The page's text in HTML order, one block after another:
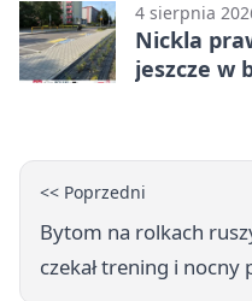
4 sierpnia
Nickla
jeszcze w
<< Poprzedni
Bytom na rolkach
czekał trening i nocny